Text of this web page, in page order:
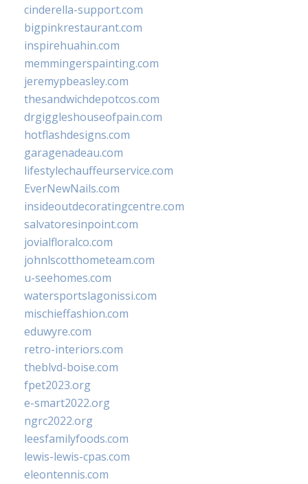
cinderella-support.com
bigpinkrestaurant.com
inspirehuahin.com
memmingerspainting.com
jeremypbeasley.com
thesandwichdepotcos.com
drgiggleshouseofpain.com
hotflashdesigns.com
garagenadeau.com
lifestylechauffeurservice.com
EverNewNails.com
insideoutdecoratingcentre.com
salvatoresinpoint.com
jovialfloralco.com
johnlscotthometeam.com
u-seehomes.com
watersportslagonissi.com
mischieffashion.com
eduwyre.com
retro-interiors.com
theblvd-boise.com
fpet2023.org
e-smart2022.org
ngrc2022.org
leesfamilyfoods.com
lewis-lewis-cpas.com
eleontennis.com